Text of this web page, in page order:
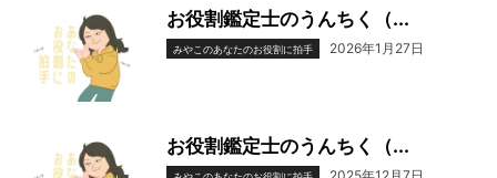
お役割鑑定士のうんちく（...
みやこのあなたのお役割に拍手 2026年1月27日
お役割鑑定士のうんちく（...